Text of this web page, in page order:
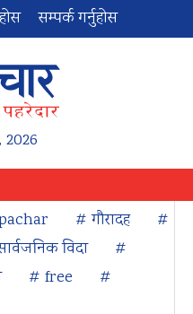
सम्पर्क गर्नुहोस
# गौरादह
#
विदा
#
# free
#